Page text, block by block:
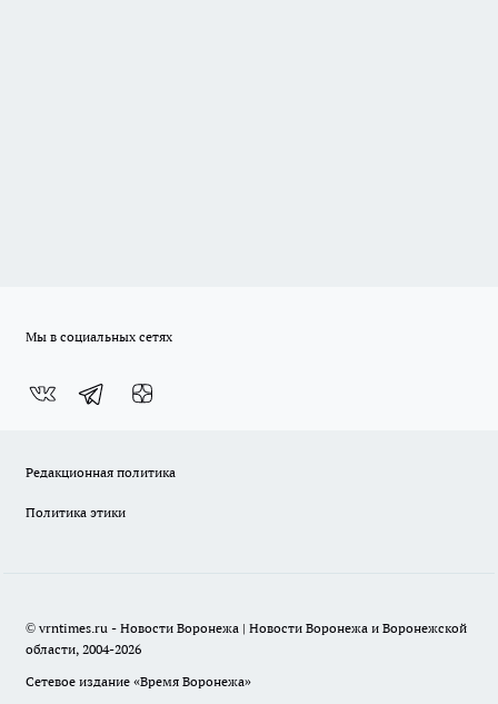
Мы в социальных сетях
Редакционная политика
Политика этики
© vrntimes.ru - Новости Воронежа | Новости Воронежа и Воронежской
области, 2004-2026
Сетевое издание «Время Воронежа»